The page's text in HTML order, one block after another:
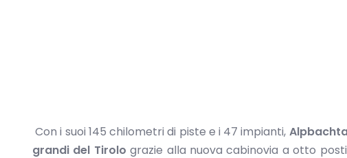
Con i suoi 145 chilometri di piste e i 47 impianti,
grandi del Tirolo grazie alla nuova cabinovia a otto